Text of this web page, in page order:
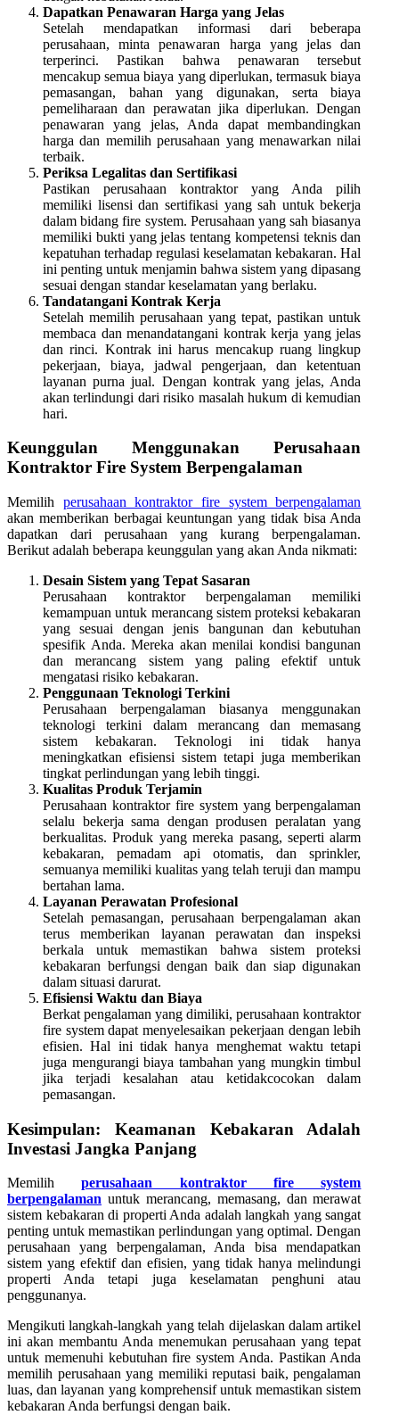
Dapatkan Penawaran Harga yang Jelas
Setelah mendapatkan informasi dari beberapa
perusahaan, minta penawaran harga yang jelas dan
terperinci. Pastikan bahwa penawaran tersebut
mencakup semua biaya yang diperlukan, termasuk biaya
pemasangan, bahan yang digunakan, serta biaya
pemeliharaan dan perawatan jika diperlukan. Dengan
penawaran yang jelas, Anda dapat membandingkan
harga dan memilih perusahaan yang menawarkan nilai
terbaik.
Periksa Legalitas dan Sertifikasi
Pastikan perusahaan kontraktor yang Anda pilih
memiliki lisensi dan sertifikasi yang sah untuk bekerja
dalam bidang fire system. Perusahaan yang sah biasanya
memiliki bukti yang jelas tentang kompetensi teknis dan
kepatuhan terhadap regulasi keselamatan kebakaran. Hal
ini penting untuk menjamin bahwa sistem yang dipasang
sesuai dengan standar keselamatan yang berlaku.
Tandatangani Kontrak Kerja
Setelah memilih perusahaan yang tepat, pastikan untuk
membaca dan menandatangani kontrak kerja yang jelas
dan rinci. Kontrak ini harus mencakup ruang lingkup
pekerjaan, biaya, jadwal pengerjaan, dan ketentuan
layanan purna jual. Dengan kontrak yang jelas, Anda
akan terlindungi dari risiko masalah hukum di kemudian
hari.
Keunggulan Menggunakan Perusahaan
Kontraktor Fire System Berpengalaman
Memilih perusahaan kontraktor fire system berpengalaman
akan memberikan berbagai keuntungan yang tidak bisa Anda
dapatkan dari perusahaan yang kurang berpengalaman.
Berikut adalah beberapa keunggulan yang akan Anda nikmati:
Desain Sistem yang Tepat Sasaran
Perusahaan kontraktor berpengalaman memiliki
kemampuan untuk merancang sistem proteksi kebakaran
yang sesuai dengan jenis bangunan dan kebutuhan
spesifik Anda. Mereka akan menilai kondisi bangunan
dan merancang sistem yang paling efektif untuk
mengatasi risiko kebakaran.
Penggunaan Teknologi Terkini
Perusahaan berpengalaman biasanya menggunakan
teknologi terkini dalam merancang dan memasang
sistem kebakaran. Teknologi ini tidak hanya
meningkatkan efisiensi sistem tetapi juga memberikan
tingkat perlindungan yang lebih tinggi.
Kualitas Produk Terjamin
Perusahaan kontraktor fire system yang berpengalaman
selalu bekerja sama dengan produsen peralatan yang
berkualitas. Produk yang mereka pasang, seperti alarm
kebakaran, pemadam api otomatis, dan sprinkler,
semuanya memiliki kualitas yang telah teruji dan mampu
bertahan lama.
Layanan Perawatan Profesional
Setelah pemasangan, perusahaan berpengalaman akan
terus memberikan layanan perawatan dan inspeksi
berkala untuk memastikan bahwa sistem proteksi
kebakaran berfungsi dengan baik dan siap digunakan
dalam situasi darurat.
Efisiensi Waktu dan Biaya
Berkat pengalaman yang dimiliki, perusahaan kontraktor
fire system dapat menyelesaikan pekerjaan dengan lebih
efisien. Hal ini tidak hanya menghemat waktu tetapi
juga mengurangi biaya tambahan yang mungkin timbul
jika terjadi kesalahan atau ketidakcocokan dalam
pemasangan.
Kesimpulan: Keamanan Kebakaran Adalah
Investasi Jangka Panjang
Memilihperusahaan kontraktor fire system
berpengalaman untuk merancang, memasang, dan merawat
sistem kebakaran di properti Anda adalah langkah yang sangat
penting untuk memastikan perlindungan yang optimal. Dengan
perusahaan yang berpengalaman, Anda bisa mendapatkan
sistem yang efektif dan efisien, yang tidak hanya melindungi
properti Anda tetapi juga keselamatan penghuni atau
penggunanya.
Mengikuti langkah-langkah yang telah dijelaskan dalam artikel
ini akan membantu Anda menemukan perusahaan yang tepat
untuk memenuhi kebutuhan fire system Anda. Pastikan Anda
memilih perusahaan yang memiliki reputasi baik, pengalaman
luas, dan layanan yang komprehensif untuk memastikan sistem
kebakaran Anda berfungsi dengan baik.